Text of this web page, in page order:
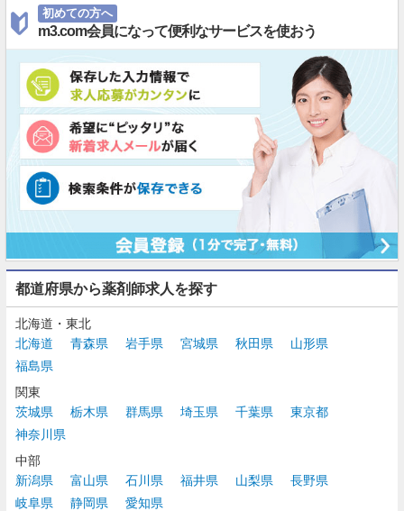
初めての方へ
m3.com会員になって便利なサービスを使おう
都道府県から薬剤師求人を探す
北海道・東北
北海道
青森県 岩手県 宮城県 秋田県
山形県
福島県
関東
茨城県
栃木県 群馬県 埼玉県 千葉県
東京都
神奈川県
中部
新潟県
富山県 石川県 福井県 山梨県
長野県
岐阜県
静岡県
愛知県